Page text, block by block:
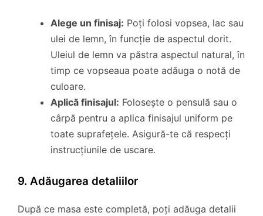
Alege un finisaj: Poți folosi vopsea, lac sau
ulei de lemn, în funcție de aspectul dorit.
Uleiul de lemn va păstra aspectul natural, în
timp ce vopseaua poate adăuga o notă de
culoare.
Aplică finisajul: Folosește o pensulă sau o
cârpă pentru a aplica finisajul uniform pe
toate suprafețele. Asigură-te că respecți
instrucțiunile de uscare.
9. Adăugarea detaliilor
După ce masa este completă, poți adăuga detalii